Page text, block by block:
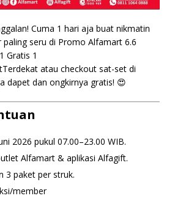
Cuma 1 hari aja buat nikmatin
seru di Promo Alfamart 6.6
Gratis 1
atau checkout sat-set di
dapet dan ongkirnya gratis! 😍
2026 pukul 07.00–23.00 WIB.
Alfamart & aplikasi Alfagift.
3 paket per struk.
member⁣⁣⁣